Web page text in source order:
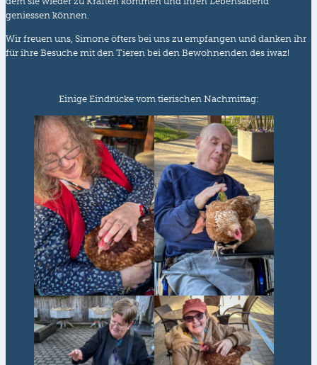
geniessen können.
Wir freuen uns, Simone öfters bei uns zu empfangen und danken ihr
für ihre Besuche mit den Tieren bei den Bewohnenden des iwaz!
Einige Eindrücke vom tierischen Nachmittag: